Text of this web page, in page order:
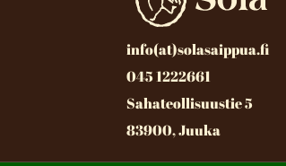
info(at)solasaippua.fi
045 1222661
Sahateollisuustie 5
83900, Juuka